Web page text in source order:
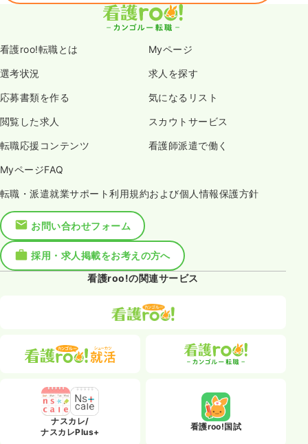
看護roo!転職とは Myページ
選考状況 求人を探す
応募書類を作る 気になるリスト
閲覧した求人 スカウトサービス
転職応援コンテンツ 看護師派遣で働く
MyページFAQ
転職・派遣就業サポート利用規約および個人情報保護方針
お問い合わせフォーム
採用・求人掲載をお考えの方へ
看護roo!の関連サービス
ナスカレ/
ナスカレPlus+
看護roo!国試